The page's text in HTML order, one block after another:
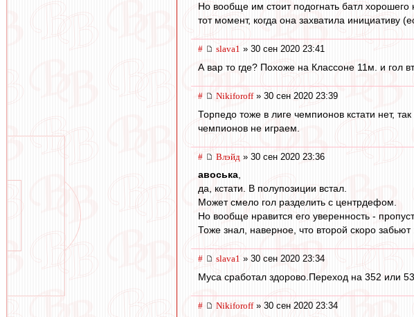
Но вообще им стоит подогнать батл
тот момент, когда она захватила инициативу
# slava1 » 30 сен 2020 23:41
А вар то где? Похоже на Классоне 11м. и гол
# Nikiforoff» 30 сен 2020 23:39
Торпедо тоже в лиге чемпионов кстати нет,
чемпионов не играем.
# Влэйд » 30 сен 2020 23:36
авоська,
да, кстати. В полупозиции встал.
Может смело гол разделить с центрдефом.
Но вообще нравится его уверенность -
Тоже знал, наверное, что второй скоро забьют
# slava1 » 30 сен 2020 23:34
Муса сработал здорово.Переход на 352 или
# Nikiforoff» 30 сен 2020 23:34